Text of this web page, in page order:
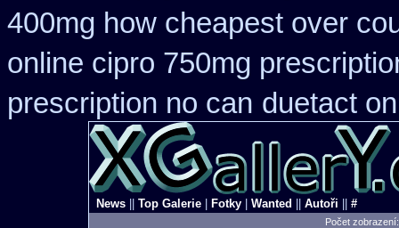
400mg how cheapest over
online cipro 750mg
prescription no can duetact
News Top Galerie Fotky Wanted Autoři #
Počet